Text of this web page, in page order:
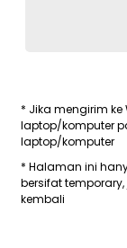
* Jika mengirim ke
laptop/komputer
laptop/komputer
* Halaman ini
bersifat
kembali